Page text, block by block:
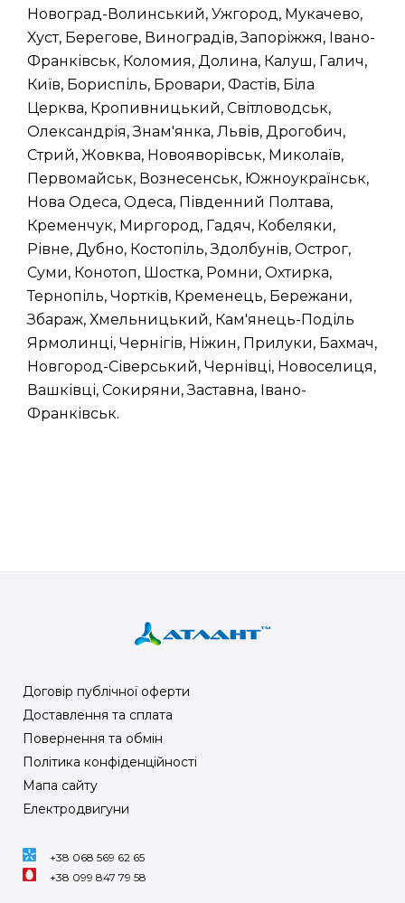
Новоград-Волинський, Ужгород, Мукачево,
Хуст, Берегове, Виноградів, Запоріжжя, Івано-
Франківськ, Коломия, Долина, Калуш, Галич,
Київ, Бориспіль, Бровари, Фастів, Біла
Церква, Кропивницький, Світловодськ,
Олександрія, Знам'янка, Львів, Дрогобич,
Стрий, Жовква, Новояворівськ, Миколаїв,
Первомайськ, Вознесенськ, Южноукраїнськ,
Нова Одеса, Одеса, Південний Полтава,
Кременчук, Миргород, Гадяч, Кобеляки,
Рівне, Дубно, Костопіль, Здолбунів, Острог,
Суми, Конотоп, Шостка, Ромни, Охтирка,
Тернопіль, Чортків, Кременець, Бережани,
Збараж, Хмельницький, Кам'янець-Поділь
Ярмолинці, Чернігів, Ніжин, Прилуки, Бахмач,
Новгород-Сіверський, Чернівці, Новоселиця,
Вашківці, Сокиряни, Заставна, Івано-
Франківськ.
Договір публічної оферти
Доставлення та сплата
Повернення та обмін
Політика конфіденційності
Мапа сайту
Електродвигуни
+38 068 569 62 65
+38 099 847 79 58